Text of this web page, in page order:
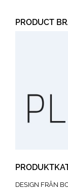
PRODUCT
DESIGN FRÅN